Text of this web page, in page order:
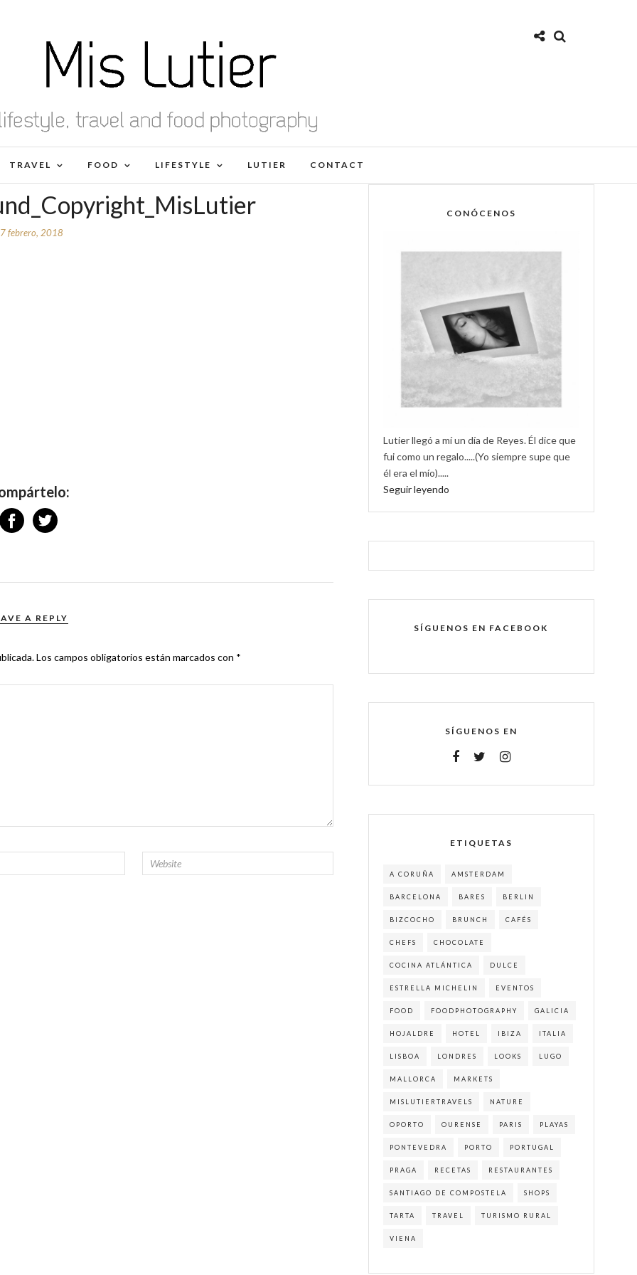
TRAVEL FOOD LIFESTYLE LUTIER CONTACT
febrero, 2018
A REPLY
Los campos obligatorios están marcados con *
CONÓCENOS
Lutier llegó a mí un día de Reyes. Él dice que
fui como un regalo.....(Yo siempre supe que
él era el mío).....
Seguir leyendo
SÍGUENOS EN FACEBOOK
SÍGUENOS EN
ETIQUETAS
A CORUÑA AMSTERDAM
BARCELONA BARES BERLIN
BIZCOCHO BRUNCH CAFÉS
CHEFS CHOCOLATE
COCINA ATLÁNTICA DULCE
ESTRELLA MICHELIN EVENTOS
FOOD FOODPHOTOGRAPHY GALICIA
HOJALDRE HOTEL IBIZA ITALIA
LISBOA LONDRES LOOKS LUGO
MALLORCA MARKETS
MISLUTIERTRAVELS NATURE
OPORTO OURENSE PARIS PLAYAS
PONTEVEDRA PORTO PORTUGAL
PRAGA RECETAS RESTAURANTES
SANTIAGO DE COMPOSTELA SHOPS
TARTA TRAVEL TURISMO RURAL
VIENA